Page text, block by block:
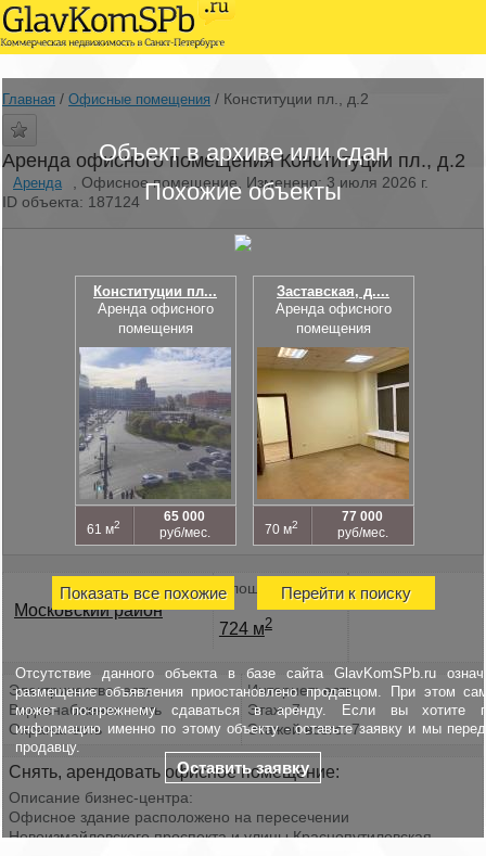
Объект в архиве или сдан
Похожие объекты
Конституции пл...
Аренда офисного
помещения
61 м2
65 000
руб/мес.
Заставская, д....
Аренда офисного
помещения
70 м2
77 000
руб/мес.
Показать все похожие Перейти к поиску
Отсутствие данного объекта в базе сайта GlavKomSPb.ru
размещение объявления приостановлено продавцом. При этом
может по-прежнему сдаваться в аренду. Если вы хотите
информацию именно по этому объекту - оставьте заявку и мы
продавцу.
Оставить заявку
Главная / Офисные помещения / Конституции пл., д.2
Аренда офисного помещения Конституции пл., д.2
Аренда
, Офисное помещение, Изменено: 3 июля 2026 г.
ID объекта: 187124
Московский район
Площадь
724 м2
Электричество: есть
Водоснабжение: есть
Охрана: есть
Интернет: есть
Этаж: 7
Этажей всего: 7
Снять, арендовать офисное помещение:
Описание бизнес-центра:
Офисное здание расположено на пересечении
Новоизмайловского проспекта и улицы Краснопутиловская.